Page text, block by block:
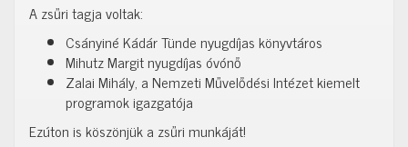
A zsűri tagja voltak:
Csányiné Kádár Tünde nyugdíjas könyvtáros
Mihutz Margit nyugdíjas óvónő
Zalai Mihály, a Nemzeti Művelődési Intézet kiemelt
programok igazgatója
Ezúton is köszönjük a zsűri munkáját!